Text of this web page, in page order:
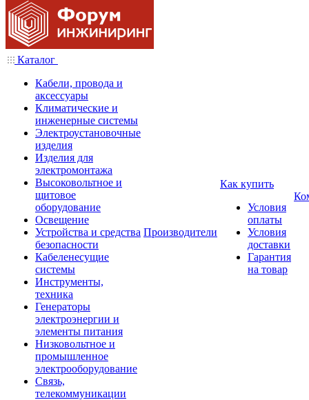
Каталог
Кабели, провода и
аксессуары
Климатические и
инженерные системы
Электроустановочные
изделия
Изделия для
электромонтажа
Высоковольтное и
щитовое
оборудование
Освещение
Устройства и средства
безопасности
Кабеленесущие
системы
Инструменты,
техника
Генераторы
электроэнергии и
элементы питания
Низковольтное и
промышленное
электрооборудование
Связь,
телекоммуникации
Производители
Как купить
Условия
оплаты
Условия
доставки
Гарантия
на товар